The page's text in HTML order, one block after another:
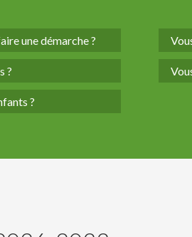
une démarche ?
?
?